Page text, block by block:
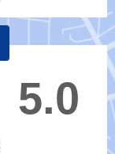
5.0